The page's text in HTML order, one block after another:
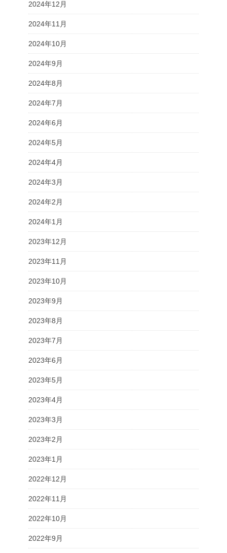
2024年12月
2024年11月
2024年10月
2024年9月
2024年8月
2024年7月
2024年6月
2024年5月
2024年4月
2024年3月
2024年2月
2024年1月
2023年12月
2023年11月
2023年10月
2023年9月
2023年8月
2023年7月
2023年6月
2023年5月
2023年4月
2023年3月
2023年2月
2023年1月
2022年12月
2022年11月
2022年10月
2022年9月